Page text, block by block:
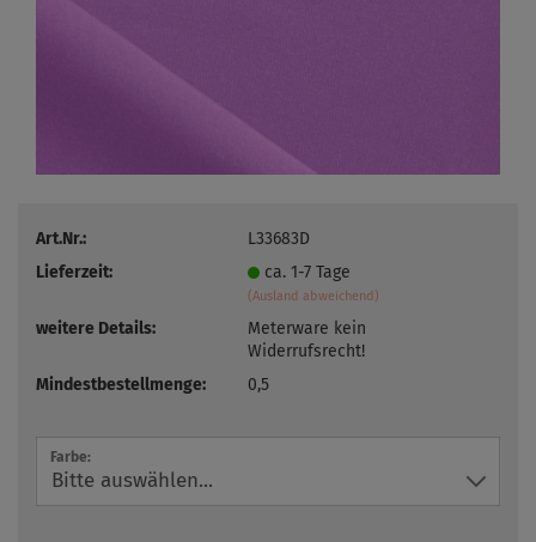
Art.Nr.:
L33683D
Lieferzeit:
ca. 1-7 Tage
(Ausland abweichend)
weitere Details:
Meterware kein
Widerrufsrecht!
Mindestbestellmenge:
0,5
Farbe: